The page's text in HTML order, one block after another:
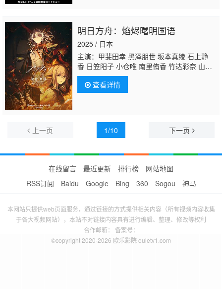
明日方舟：焰烬曙明国语
2025 / 日本
主演：甲斐田幸 黑泽朋世 坂本真绫 石上静
香 日笠阳子 小仓唯 南里侑香 竹达彩奈 山寺
宏一 安野希世乃
阳 银河万丈 内田彩 天崎滉平 堀江瞬
查看详情
上一页 1/10 下一页
在线留言 最近更新 排行榜
网站地图
RSS订阅
Baidu Google Bing 360 Sogou 神马
本网站只提供web页面服务，通过链接的方式提供相关内容（所有视频内容收集
于各大视频网站），本站不对链接内容具有进行编辑、整理、修改等权利
合作邮箱： 备案号：
©copyright 2020-2026 欧乐影院 ouletv1.com